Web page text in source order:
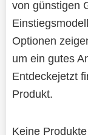
von günstigen
Optionen
um ein gutes
Entdeckejetzt
Produkt.
Keine